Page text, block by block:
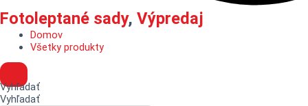
Fotoleptané sady, Výpredaj
Domov
Všetky produkty
Vyhľadať
Vyhľadať